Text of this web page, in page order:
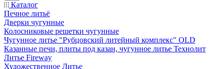
Каталог
Печное литьё
Дверки чугунные
Колосниковые решетки чугунные
Чугунное литье "Рубцовский литейный комплекс" OLD
Казанные печи, плиты под казан, чугунное литье Технолит
Литье Fireway
Художественное Литье